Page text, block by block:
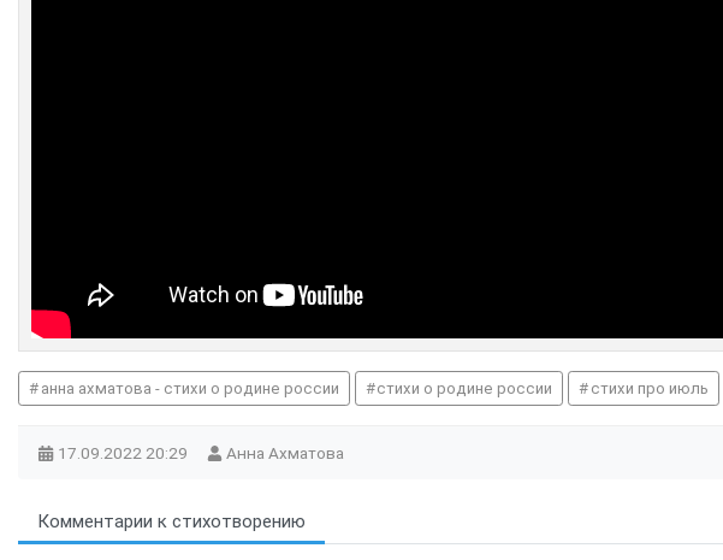
анна ахматова - стихи о родине россии стихи о родине россии стихи про июль
17.09.2022 20:29 Анна Ахматова
Комментарии к стихотворению